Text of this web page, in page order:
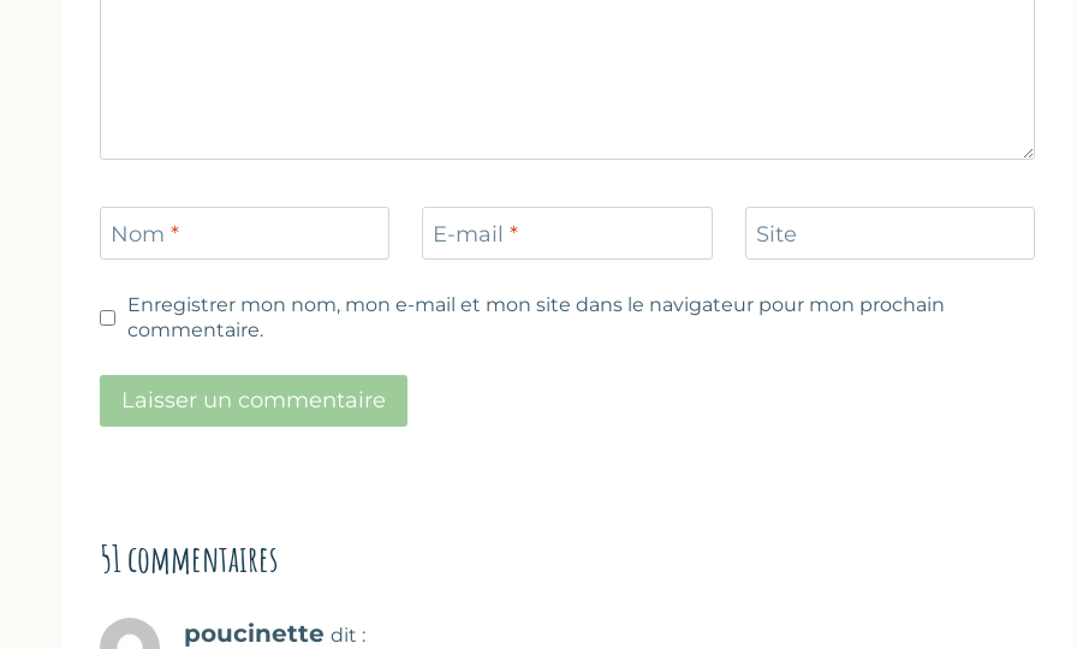
Nom * E-mail* Site
Enregistrer mon nom, mon e-mail et mon site dans le navigateur pour mon prochain
commentaire.
51 commentaires
poucinette dit :